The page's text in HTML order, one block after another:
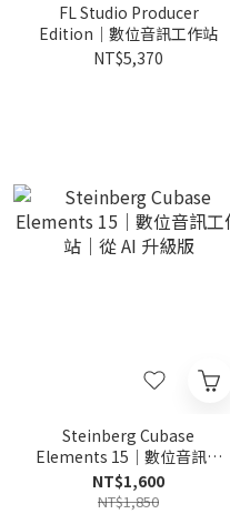
FL Studio Producer
Edition｜數位音訊工作站
NT$5,370
Steinberg Cubase
Elements 15｜數位音訊工
作站｜從 AI 升級版
NT$1,600
NT$1,850